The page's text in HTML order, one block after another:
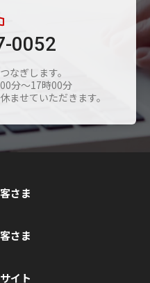
0052
なぎします。
分～17時00分
ませていただきます。
さま
さま
イト